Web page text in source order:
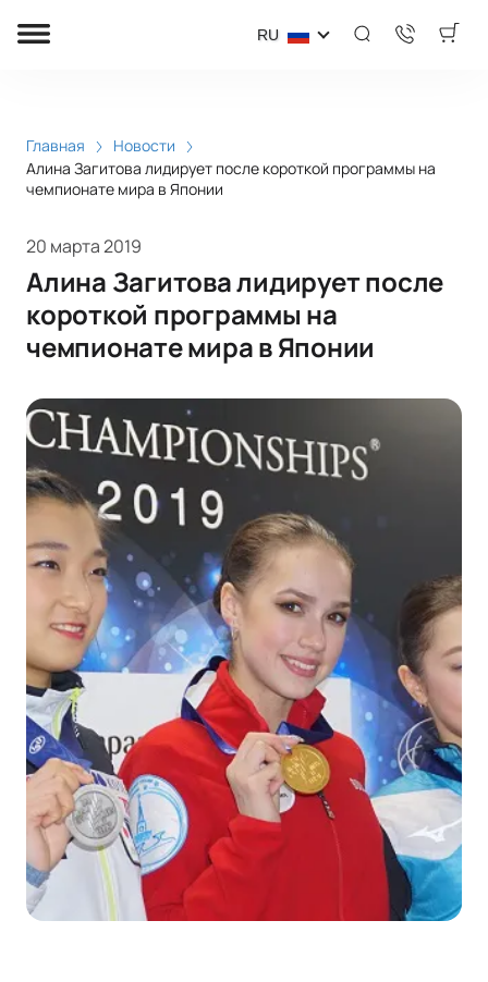
RU
Главная
Новости
Алина Загитова лидирует после короткой программы на
чемпионате мира в Японии
20 марта 2019
Алина Загитова лидирует после
короткой программы на
чемпионате мира в Японии